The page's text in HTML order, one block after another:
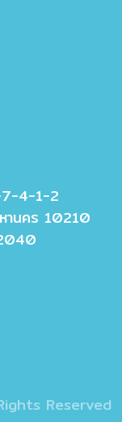
4-1-2
านคร 10210
Reserved